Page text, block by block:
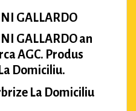
GALLARDO
GALLARDO an
AGC. Produs
Domiciliu.
La Domiciliu